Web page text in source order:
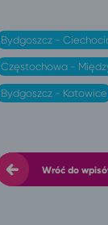
Bydgoszcz -
Częstochowa -
Bydgoszcz - Katowice
Wróć do